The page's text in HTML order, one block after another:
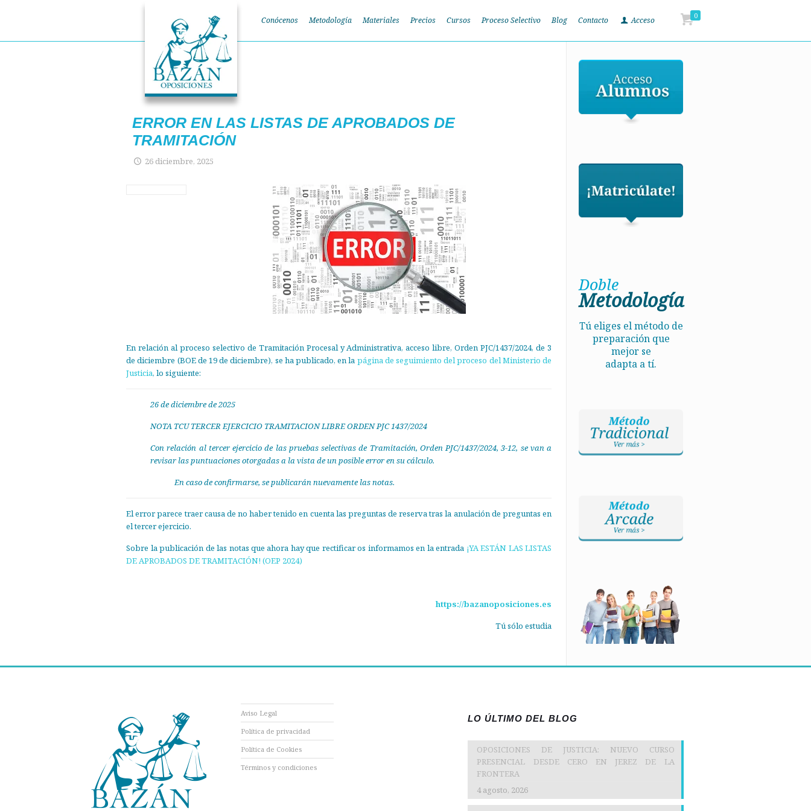
Conócenos Metodología Materiales Precios Cursos Proceso Selectivo Blog Contacto Acceso 0
ERROR EN LAS LISTAS DE APROBADOS DE
TRAMITACIÓN
26 diciembre, 2025
En relación al proceso selectivo de Tramitación Procesal y Administrativa, acceso libre, Orden PJC/1437/2024, de 3
de diciembre (BOE de 19 de diciembre), se ha publicado, en la página de seguimiento del proceso del Ministerio de
Justicia, lo siguiente:
26 de diciembre de 2025
NOTA TCU TERCER EJERCICIO TRAMITACION LIBRE ORDEN PJC 1437/2024
​Con relación al tercer ejercicio de las pruebas selectivas de Tramitación, Orden PJC/1437/2024, 3-12, se van a
revisar las puntuaciones otorgadas a la vista de un posible error en su cálculo.
En caso de confirmarse, se publicarán nuevamente las notas.
El error parece traer causa de no haber tenido en cuenta las preguntas de reserva tras la anulación de preguntas en
el tercer ejercicio.
Sobre la publicación de las notas que ahora hay que rectificar os informamos en la entrada ¡YA ESTÁN LAS LISTAS
DE APROBADOS DE TRAMITACIÓN! (OEP 2024)
https://bazanoposiciones.es
Tú sólo estudia
Doble
Metodología
Tú eliges el método de
preparación que
mejor se
adapta a tí.
Aviso Legal
Política de privacidad
Política de Cookies
Términos y condiciones
LO ÚLTIMO DEL BLOG
OPOSICIONES DE JUSTICIA: NUEVO CURSO
PRESENCIAL DESDE CERO EN JEREZ DE LA
FRONTERA
4 agosto, 2026